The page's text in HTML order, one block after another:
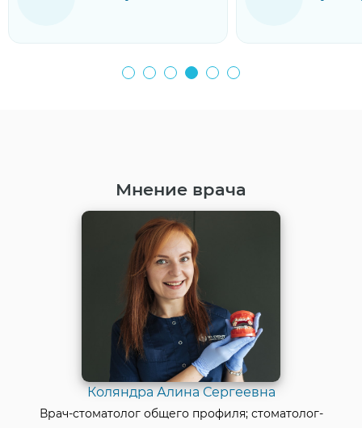
Мнение врача
Коляндра Алина Сергеевна
Врач-стоматолог общего профиля; стоматолог-